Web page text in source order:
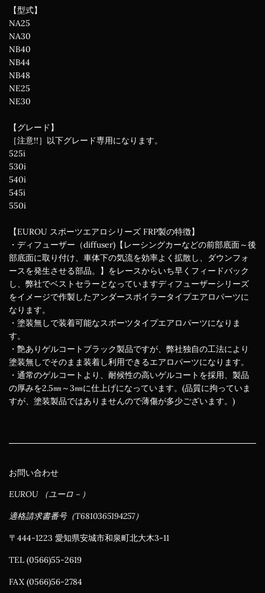
【型式】
NA25
NA30
NB40
NB44
NB48
NE25
NE30
【グレード】
［注意!!］以下グレード専用になります。
525i
530i
540i
545i
550i
【EUROU スポーツエアロシリーズ FRP製の特徴】
・ディフューザー（diffuser)【レーシングカーなどの前部底面～後
部底面に取り付け、車体下の気流を効率よく拡散し、ダウンフォ
ースを発生させる部品。】をレースからいち早くフィードバック
し、弊社でベストセラーとなっていますディフューザーシリーズ
をイメージで作製したアンダースポイラータイプエアロパーツに
なります。
・塗装無しで装着可能なスポーツタイプエアロパーツになりま
す。
・艶ありゲルコートブラック製品ですが、弊社独自の工法により
塗装無しでそのまま装着し利用できるエアロパーツになります。
・通常のゲルコートより、耐候性の高いゲルコートを採用、製品
の厚みを2.5㎜～3㎜に仕上げになっています。(品質に拘っていま
すが、塗装製品ではありませんので薄傷が多少ございます。)
お問い合わせ
EUROU （ユーロ－）
適格請求書番号（T6810365194257）
〒444-1223 愛知県安城市和泉町北大木3-11
TEL (0566)55-2619
FAX (0566)56-2784